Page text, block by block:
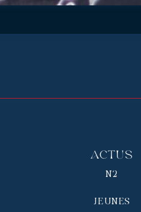
Actus
N2
JEUNES